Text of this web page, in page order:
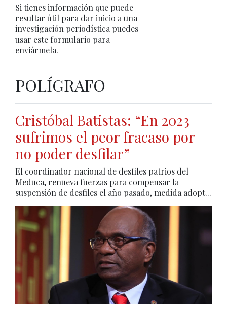
Si tienes información que puede
resultar útil para dar inicio a una
investigación periodística puedes
usar este formulario para
enviármela.
POLÍGRAFO
Cristóbal Batistas: “En 2023
sufrimos el peor fracaso por
no poder desfilar”
El coordinador nacional de desfiles patrios del
Meduca, renueva fuerzas para compensar la
suspensión de desfiles el año pasado, medida adopt...